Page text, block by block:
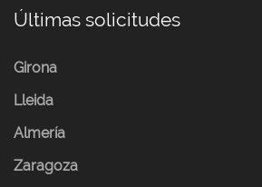
Últimas solicitudes
Girona
Lleida
Almería
Zaragoza